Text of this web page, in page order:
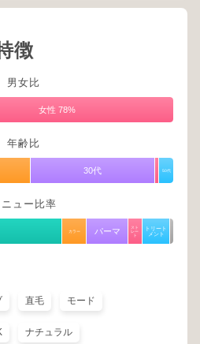
徴
男女比
女性 78%
年齢比
30代 50代
ニュー比率
カラー パーマ
スト
レー
ト
トリート
メント
直毛 モード
ナチュラル